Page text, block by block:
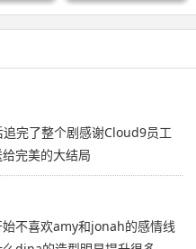
完了整个剧感谢Cloud9员工
完美的大结局
不喜欢amy和jonah的感情线